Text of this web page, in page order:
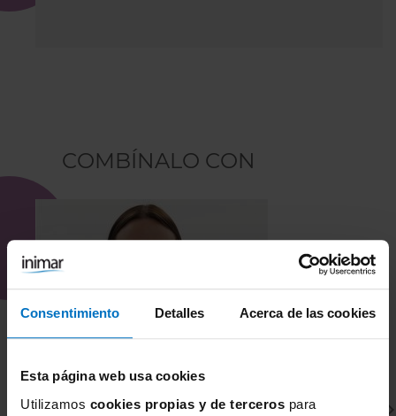
Consentimiento Detalles Acerca de las cookies
Esta página web usa cookies
Utilizamos cookies propias y de terceros para
COMBÍNALO CON